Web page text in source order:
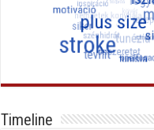
Timeline